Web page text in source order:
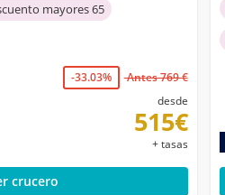
mayores 65
-33.03%
Antes 769 €
desde
515€
+ tasas
crucero